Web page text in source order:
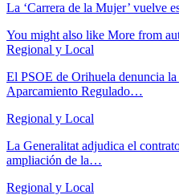
La ‘Carrera de la Mujer’ vuelve
You might also like More from
Regional y Local
El PSOE de Orihuela denuncia
Aparcamiento Regulado…
Regional y Local
La Generalitat adjudica el
ampliación de la…
Regional y Local